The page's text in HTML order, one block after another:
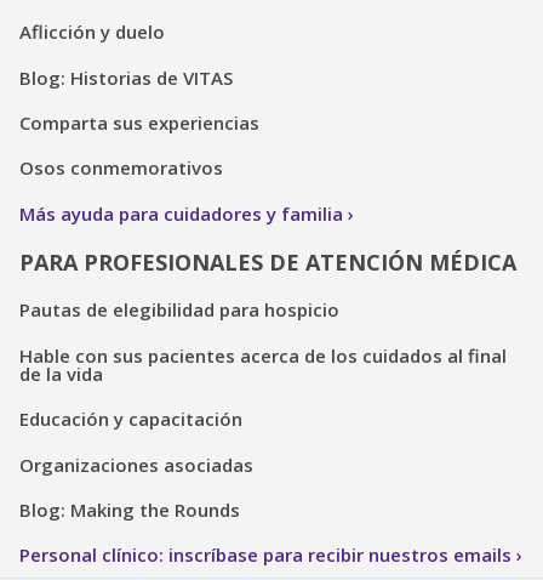
Aflicción y duelo
Blog: Historias de VITAS
Comparta sus experiencias
Osos conmemorativos
Más ayuda para cuidadores y familia
PARA PROFESIONALES DE ATENCIÓN MÉDICA
Pautas de elegibilidad para hospicio
Hable con sus pacientes acerca de los cuidados al final
de la vida
Educación y capacitación
Organizaciones asociadas
Blog: Making the Rounds
Personal clínico: inscríbase para recibir nuestros emails